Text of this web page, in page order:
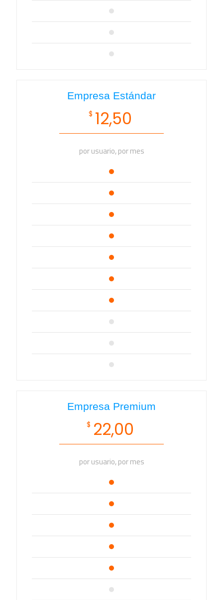
Empresa Estándar
$ 12,50
por usuario, por mes
Empresa Premium
$ 22,00
por usuario, por mes